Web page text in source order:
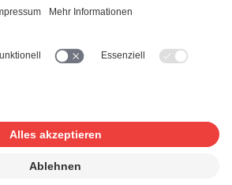
YouTube
© 2026 SUISA